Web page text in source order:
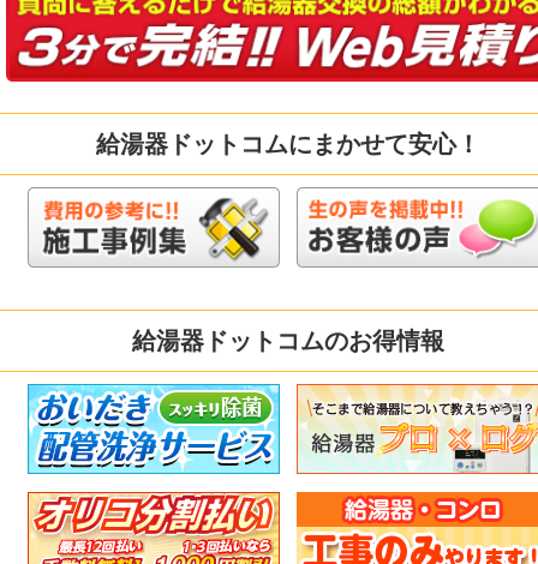
給湯器ドットコムにまかせて安心！
給湯器ドットコムのお得情報